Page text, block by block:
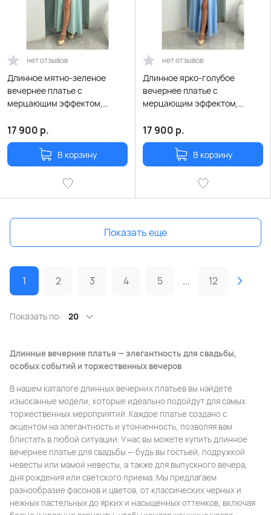
нет отзывов
Длинное мятно-зеленое
вечернее платье с
мерцающим эффектом,
розой и поясом
17 900 р.
В корзину
нет отзывов
Длинное ярко-голубое
вечернее платье с
мерцающим эффектом,
розой и поясом
17 900 р.
В корзину
Показать еще
1 2 3 4 5 ... 12
Показать по: 20
Длинные вечерние платья — элегантность для свадьбы,
особых событий и торжественных вечеров
В нашем каталоге длинных вечерних платьев вы найдете
изысканные модели, которые идеально подойдут для самых
торжественных мероприятий. Каждое платье создано с
акцентом на элегантность и утонченность, позволяя вам
блистать в любой ситуации. У нас вы можете купить длинное
вечернее платье для свадьбы — будь вы гостьей, подружкой
невесты или мамой невесты, а также для выпускного вечера,
дня рождения или светского приема. Мы предлагаем
разнообразие фасонов и цветов, от классических черных и
нежных пастельных до ярких и насыщенных оттенков, включая